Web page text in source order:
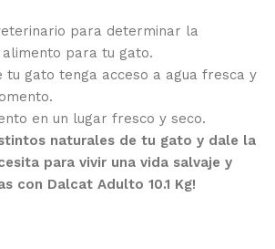
para determinar la
para tu gato.
tu gato tenga acceso a agua fresca y
en un lugar fresco y seco.
naturales de tu gato y dale la
para vivir una vida salvaje y
con Dalcat Adulto 10.1 Kg!